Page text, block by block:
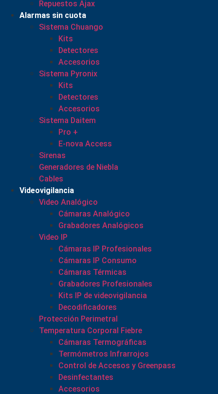
Repuestos Ajax
Alarmas sin cuota
Sistema Chuango
Kits
Detectores
Accesorios
Sistema Pyronix
Kits
Detectores
Accesorios
Sistema Daitem
Pro +
E-nova Access
Sirenas
Generadores de Niebla
Cables
Videovigilancia
Video Analógico
Cámaras Analógico
Grabadores Analógicos
Video IP
Cámaras IP Profesionales
Cámaras IP Consumo
Cámaras Térmicas
Grabadores Profesionales
Kits IP de videovigilancia
Decodificadores
Protección Perimetral
Temperatura Corporal Fiebre
Cámaras Termográficas
Termómetros Infrarrojos
Control de Accesos y Greenpass
Desinfectantes
Accesorios